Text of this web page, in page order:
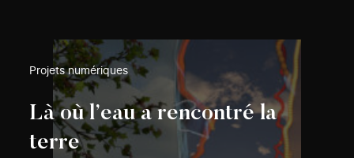
Projets numériques
Là où l’eau a rencontré la
terre